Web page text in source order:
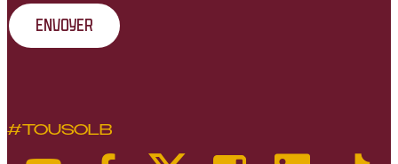
Envoyer
#TOUSOLB
Youtube OLBFacebook OLB
X OLB Instagram OLBLinkedIn OLBTiktok OLB